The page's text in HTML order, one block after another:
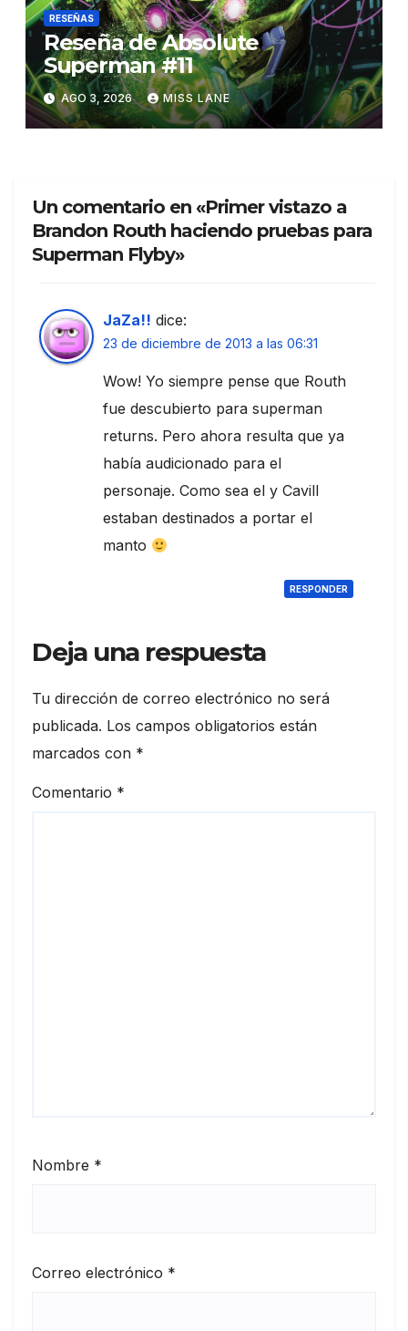
RESEÑAS
Reseña de Absolute
Superman #11
AGO 3, 2026 MISS LANE
Un comentario en «Primer vistazo a
Brandon Routh haciendo pruebas para
Superman Flyby»
JaZa!! dice:
23 de diciembre de 2013 a las 06:31
Wow! Yo siempre pense que Routh
fue descubierto para superman
returns. Pero ahora resulta que ya
había audicionado para el
personaje. Como sea el y Cavill
estaban destinados a portar el
manto
RESPONDER
Deja una respuesta
Tu dirección de correo electrónico no será
publicada. Los campos obligatorios están
marcados con *
Comentario *
Nombre *
Correo electrónico *